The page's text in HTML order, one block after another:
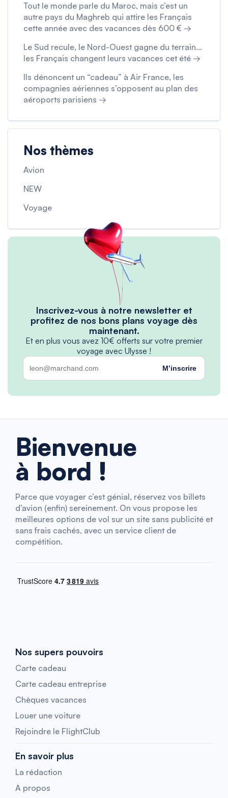
Tout le monde parle du Maroc, mais c’est un
autre pays du Maghreb qui attire les Français
cette année avec des vacances dès 600 € →
Le Sud recule, le Nord-Ouest gagne du terrain…
les Français changent leurs vacances cet été →
Ils dénoncent un “cadeau” à Air France, les
compagnies aériennes s’opposent au plan des
aéroports parisiens →
Nos thèmes
Avion
NEW
Voyage
Inscrivez-vous à notre newsletter et
profitez de nos bons plans voyage dès
maintenant.
Et en plus vous avez 10€ offerts sur votre premier
voyage avec Ulysse !
M’inscrire
Bienvenue
à bord !
Parce que voyager c’est génial, réservez vos billets
d’avion (enfin) sereinement. On vous propose les
meilleures options de vol sur un site sans publicité et
sans frais cachés, avec un service client de
compétition.
Nos supers pouvoirs
Carte cadeau
Carte cadeau entreprise
Chèques vacances
Louer une voiture
Rejoindre le FlightClub
En savoir plus
La rédaction
A propos